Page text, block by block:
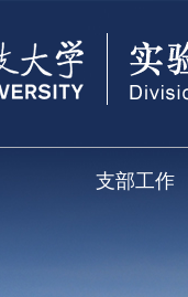
支部工作